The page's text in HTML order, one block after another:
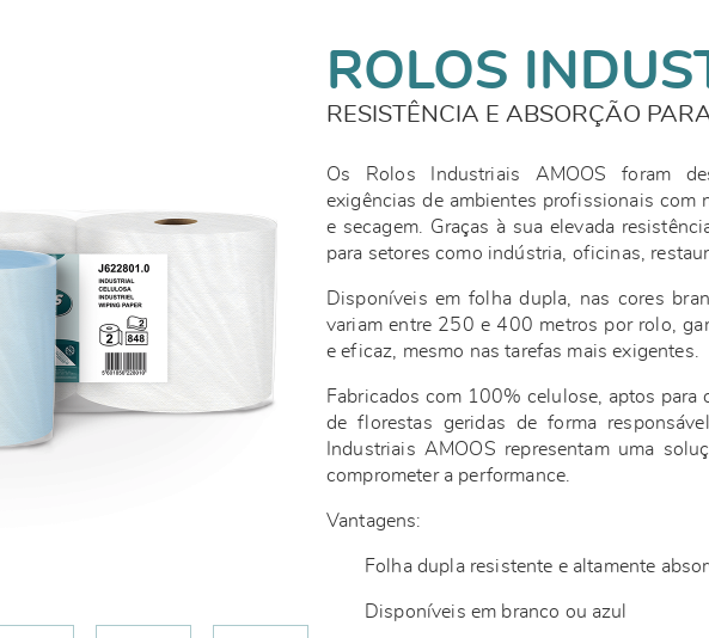
ROLOS
RESISTÊNCIA E ABSORÇÃO
Os Rolos Industriais AMOOS foram
exigências de ambientes profissionais com
e secagem. Graças à sua elevada
para setores como indústria, oficinas,
Disponíveis em folha dupla, nas cores
variam entre 250 e 400 metros por rolo,
e eficaz, mesmo nas tarefas mais exigentes.
Fabricados com 100% celulose, aptos para
de florestas geridas de forma
Industriais AMOOS representam uma
comprometer a performance.
Vantagens:
Folha dupla resistente e altamente
Disponíveis em branco ou azul